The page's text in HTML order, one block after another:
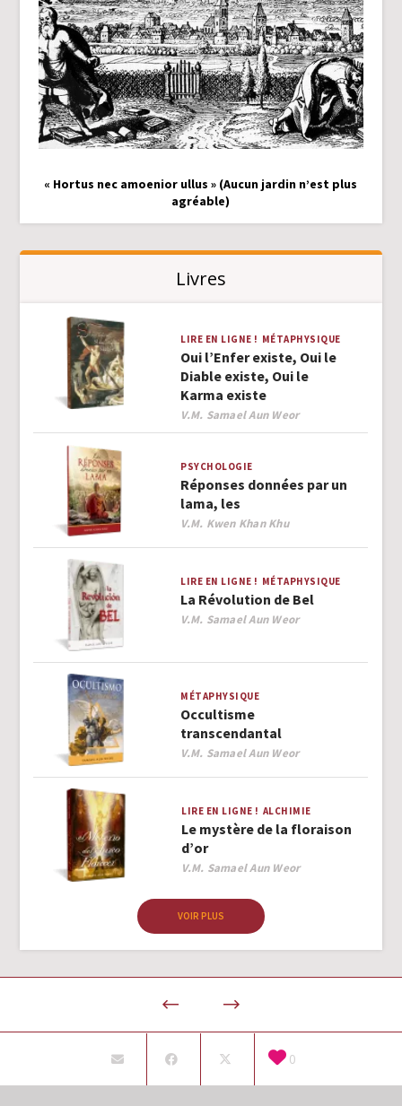
« Hortus nec amoenior ullus » (Aucun jardin n’est plus
agréable)
Livres
LIRE EN LIGNE ! MÉTAPHYSIQUE
Oui l’Enfer existe, Oui le
Diable existe, Oui le
Karma existe
Author
V.M. Samael Aun Weor
PSYCHOLOGIE
Réponses données par un
lama, les
Author
V.M. Kwen Khan Khu
LIRE EN LIGNE ! MÉTAPHYSIQUE
La Révolution de Bel
Author
V.M. Samael Aun Weor
MÉTAPHYSIQUE
Occultisme
transcendantal
Author
V.M. Samael Aun Weor
LIRE EN LIGNE ! ALCHIMIE
Le mystère de la floraison
d’or
Author
V.M. Samael Aun Weor
VOIR PLUS
0